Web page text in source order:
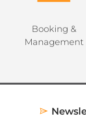
Booking &
Management